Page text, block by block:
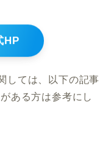
HP
しては、以下の記事
ある方は参考にし